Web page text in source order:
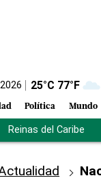
25°C 77°F
Política Mundo
Reinas del Caribe